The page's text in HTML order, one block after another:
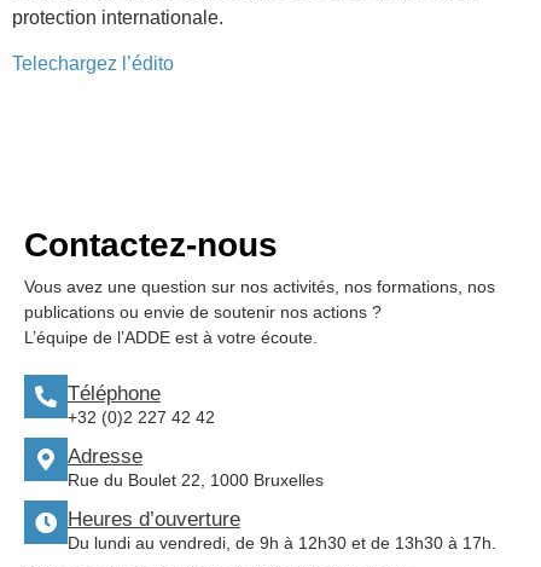
protection internationale.
Telechargez l’édito
Contactez-nous
Vous avez une question sur nos activités, nos formations, nos
publications ou envie de soutenir nos actions ?
L’équipe de l’ADDE est à votre écoute.
Téléphone
+32 (0)2 227 42 42
Adresse
Rue du Boulet 22, 1000 Bruxelles
Heures d’ouverture
Du lundi au vendredi, de 9h à 12h30 et de 13h30 à 17h.